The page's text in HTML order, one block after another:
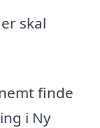
skal
finde
i Ny